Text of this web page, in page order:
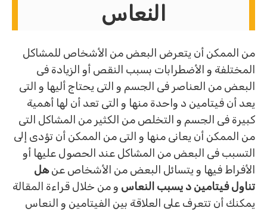
النعاس
من الممكن أن يتعرض البعض من الأشخاص للمشاكل
المختلفة و الأضطرابات بسبب النقص أو الزيادة فى
البعض من العناصر فى الجسم و التى يحتاج أليها و التى
يعد أن فيتامين د واحدة منها و التى تعد أن لها أهمية
كبيرة فى الجسم و التخلص من الكثير من المشاكل التى
من الممكن أن يعانى منها و التى من الممكن أن تؤدى إلى
التسبب فى البعض من المشاكل عند الحصول عليها أو
الأفراط فيها و يتسائل البعض من الأشخاص عنهل
تناول فيتامين د يسبب النعاس و من خلال قراءة المقالة
يمكنك أن تتعرف على العلاقة بين الفيتامين و النعاس